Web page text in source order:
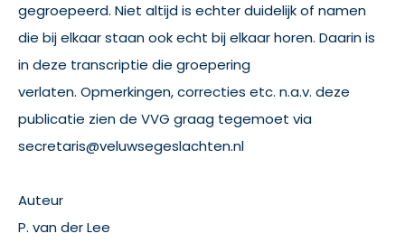
gegroepeerd. Niet altijd is echter duidelijk of namen
die bij elkaar staan ook echt bij elkaar horen. Daarin is
in deze transcriptie die groepering
verlaten. Opmerkingen, correcties etc. n.a.v. deze
publicatie zien de VVG graag tegemoet via
secretaris@veluwsegeslachten.nl
Auteur
P. van der Lee